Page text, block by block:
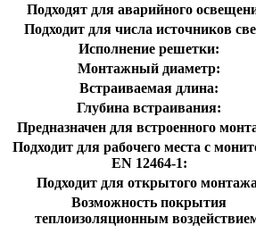
Подходят для аварийного
Подходит для числа источников
Исполнение решетки:
Монтажный диаметр:
Встраиваемая длина:
Глубина встраивания:
Предназначен для встроенного
Подходит для рабочего места с
EN 12464-1:
Подходит для открытого
Возможность покрытия
теплоизоляционным